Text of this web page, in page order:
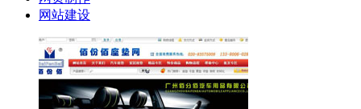
网站建设